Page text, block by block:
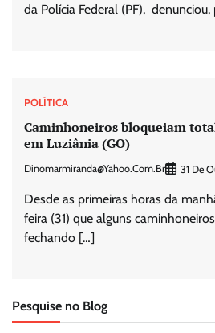
da Polícia Federal (PF),
POLÍTICA
Caminhoneiros bloqueiam
em Luziânia (GO)
Dinomarmiranda@yahoo.com.br 31 De
Desde as primeiras horas da
feira (31) que alguns
fechando […]
Pesquise no Blog